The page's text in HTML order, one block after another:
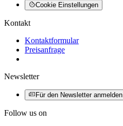
Cookie Einstellungen
Kontakt
Kontaktformular
Preisanfrage
Newsletter
Für den Newsletter anmelden
Follow us on